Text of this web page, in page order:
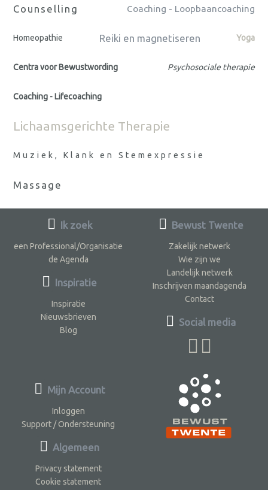
Counselling Coaching - Loopbaancoaching
Homeopathie Reiki en magnetiseren Yoga
Centra voor Bewustwording Psychosociale therapie
Coaching - Lifecoaching
Lichaamsgerichte Therapie
Muziek, Klank en Stemexpressie
Massage
Ik zoek
een Professional/Organisatie
de Agenda
Inspiratie
Inspiratie
Nieuwsbrieven
Blog
Bewust Twente
Zakelijk netwerk
Wie zijn we
Landelijk netwerk
Inschrijven maandagenda
Contact
Social media
Mijn Account
Inloggen
Support / Ondersteuning
Algemeen
Privacy statement
Cookie statement